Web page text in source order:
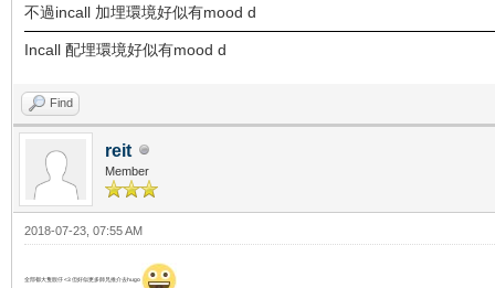
不過incall 加埋環境好似有mood d
Incall 配埋環境好似有mood d
Find
reit
Member
2018-07-23, 07:55 AM
全部都大隻靚仔 <3 但好似更多師兄推介去hugo